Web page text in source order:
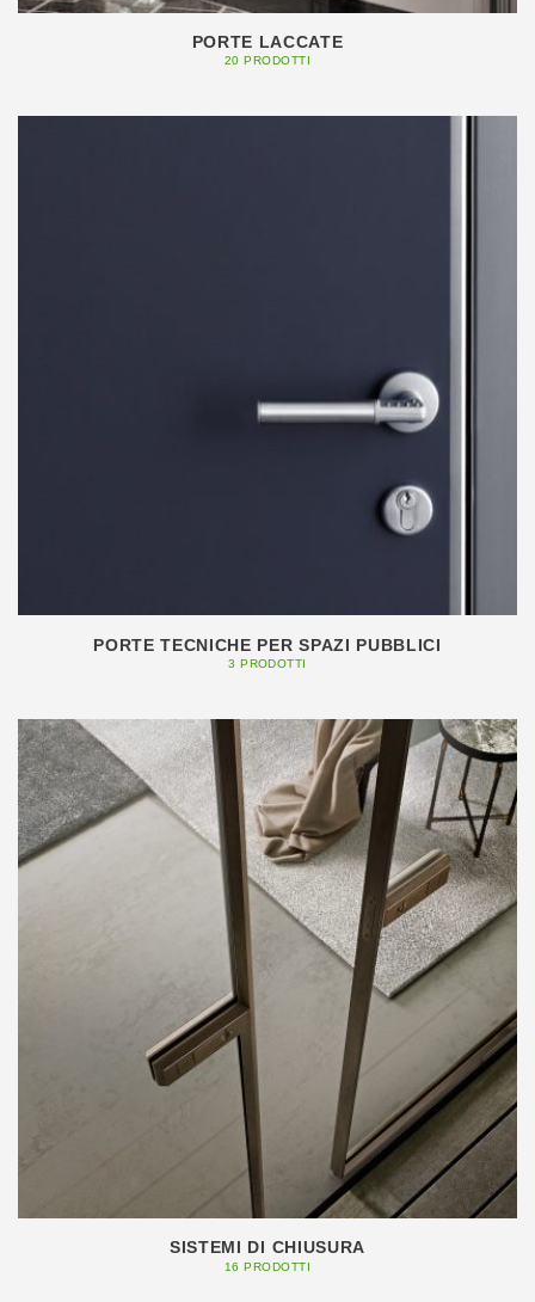
PORTE LACCATE
20 PRODOTTI
PORTE TECNICHE PER SPAZI PUBBLICI
3 PRODOTTI
SISTEMI DI CHIUSURA
16 PRODOTTI